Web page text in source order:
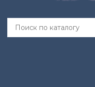
Лента